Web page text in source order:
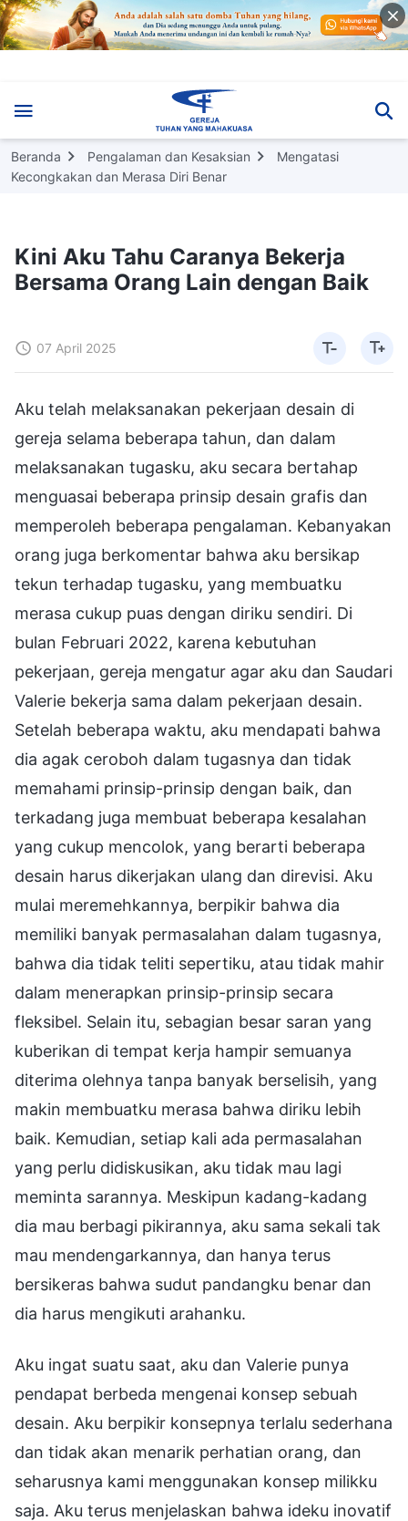
Beranda Pengalaman dan Kesaksian
Mengatasi
Kecongkakan dan Merasa Diri Benar
Kini Aku Tahu Caranya Bekerja
Bersama Orang Lain dengan Baik
07 April 2025
Aku telah melaksanakan pekerjaan desain di
gereja selama beberapa tahun, dan dalam
melaksanakan tugasku, aku secara bertahap
menguasai beberapa prinsip desain grafis dan
memperoleh beberapa pengalaman. Kebanyakan
orang juga berkomentar bahwa aku bersikap
tekun terhadap tugasku, yang membuatku
merasa cukup puas dengan diriku sendiri. Di
bulan Februari 2022, karena kebutuhan
pekerjaan, gereja mengatur agar aku dan Saudari
Valerie bekerja sama dalam pekerjaan desain.
Setelah beberapa waktu, aku mendapati bahwa
dia agak ceroboh dalam tugasnya dan tidak
memahami prinsip-prinsip dengan baik, dan
terkadang juga membuat beberapa kesalahan
yang cukup mencolok, yang berarti beberapa
desain harus dikerjakan ulang dan direvisi. Aku
mulai meremehkannya, berpikir bahwa dia
memiliki banyak permasalahan dalam tugasnya,
bahwa dia tidak teliti sepertiku, atau tidak mahir
dalam menerapkan prinsip-prinsip secara
fleksibel. Selain itu, sebagian besar saran yang
kuberikan di tempat kerja hampir semuanya
diterima olehnya tanpa banyak berselisih, yang
makin membuatku merasa bahwa diriku lebih
baik. Kemudian, setiap kali ada permasalahan
yang perlu didiskusikan, aku tidak mau lagi
meminta sarannya. Meskipun kadang-kadang
dia mau berbagi pikirannya, aku sama sekali tak
mau mendengarkannya, dan hanya terus
bersikeras bahwa sudut pandangku benar dan
dia harus mengikuti arahanku.
Aku ingat suatu saat, aku dan Valerie punya
pendapat berbeda mengenai konsep sebuah
desain. Aku berpikir konsepnya terlalu sederhana
dan tidak akan menarik perhatian orang, dan
seharusnya kami menggunakan konsep milikku
saja. Aku terus menjelaskan bahwa ideku inovatif